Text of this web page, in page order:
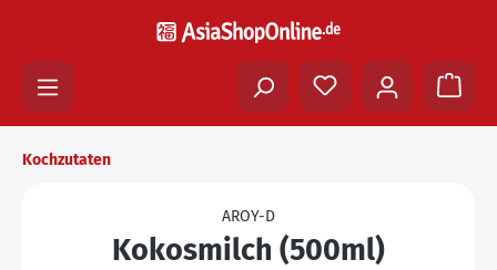
Kochzutaten
AROY-D
Kokosmilch (500ml)